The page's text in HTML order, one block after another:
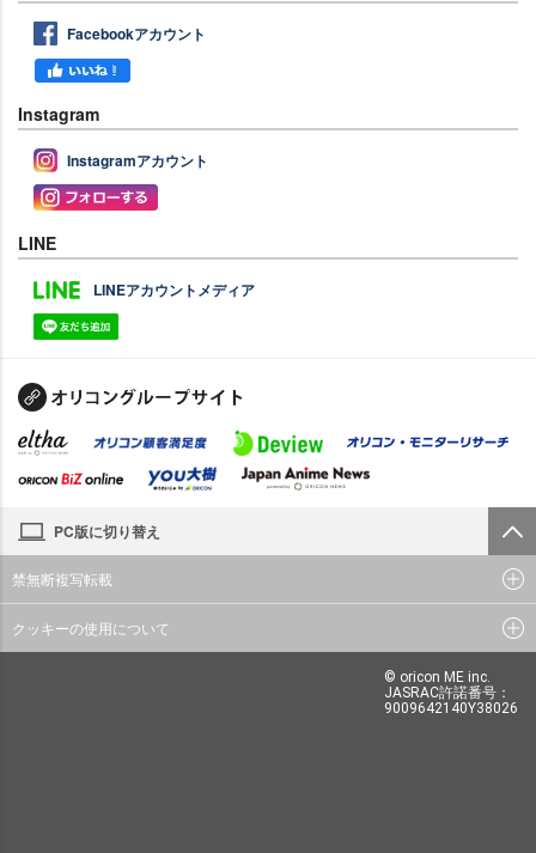
Facebookアカウント
Instagram
Instagramアカウント
LINE
LINEアカウントメディア
PC版に切り替え
禁無断複写転載
クッキーの使用について
© oricon ME inc.
JASRAC許諾番号：
9009642140Y38026